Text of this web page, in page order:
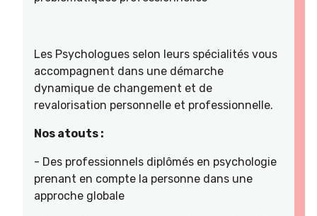
Les Psychologues selon leurs spécialités vous
accompagnent dans une démarche
dynamique de changement et de
revalorisation personnelle et professionnelle.
Nos atouts :
- Des professionnels diplômés en psychologie
prenant en compte la personne dans une
approche globale